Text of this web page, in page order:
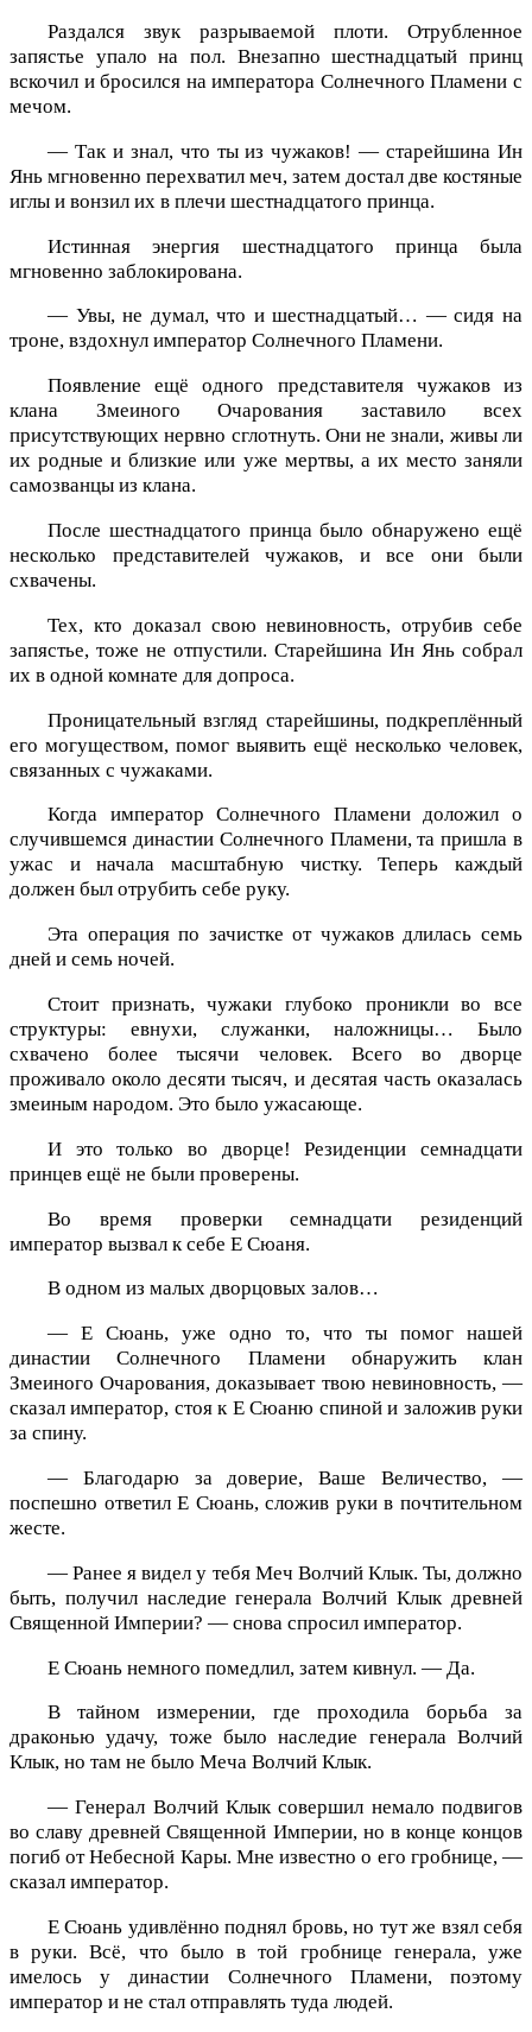
Раздался звук разрываемой плоти. Отрубленное
запястье упало на пол. Внезапно шестнадцатый принц
вскочил и бросился на императора Солнечного Пламени с
мечом.
— Так и знал, что ты из чужаков! — старейшина Ин
Янь мгновенно перехватил меч, затем достал две костяные
иглы и вонзил их в плечи шестнадцатого принца.
Истинная энергия шестнадцатого принца была
мгновенно заблокирована.
— Увы, не думал, что и шестнадцатый… — сидя на
троне, вздохнул император Солнечного Пламени.
Появление ещё одного представителя чужаков из
клана Змеиного Очарования заставило всех
присутствующих нервно сглотнуть. Они не знали, живы ли
их родные и близкие или уже мертвы, а их место заняли
самозванцы из клана.
После шестнадцатого принца было обнаружено ещё
несколько представителей чужаков, и все они были
схвачены.
Тех, кто доказал свою невиновность, отрубив себе
запястье, тоже не отпустили. Старейшина Ин Янь собрал
их в одной комнате для допроса.
Проницательный взгляд старейшины, подкреплённый
его могуществом, помог выявить ещё несколько человек,
связанных с чужаками.
Когда император Солнечного Пламени доложил о
случившемся династии Солнечного Пламени, та пришла в
ужас и начала масштабную чистку. Теперь каждый
должен был отрубить себе руку.
Эта операция по зачистке от чужаков длилась семь
дней и семь ночей.
Стоит признать, чужаки глубоко проникли во все
структуры: евнухи, служанки, наложницы… Было
схвачено более тысячи человек. Всего во дворце
проживало около десяти тысяч, и десятая часть оказалась
змеиным народом. Это было ужасающе.
И это только во дворце! Резиденции семнадцати
принцев ещё не были проверены.
Во время проверки семнадцати резиденций
император вызвал к себе Е Сюаня.
В одном из малых дворцовых залов…
— Е Сюань, уже одно то, что ты помог нашей
династии Солнечного Пламени обнаружить клан
Змеиного Очарования, доказывает твою невиновность, —
сказал император, стоя к Е Сюаню спиной и заложив руки
за спину.
— Благодарю за доверие, Ваше Величество, —
поспешно ответил Е Сюань, сложив руки в почтительном
жесте.
— Ранее я видел у тебя Меч Волчий Клык. Ты, должно
быть, получил наследие генерала Волчий Клык древней
Священной Империи? — снова спросил император.
Е Сюань немного помедлил, затем кивнул. — Да.
В тайном измерении, где проходила борьба за
драконью удачу, тоже было наследие генерала Волчий
Клык, но там не было Меча Волчий Клык.
— Генерал Волчий Клык совершил немало подвигов
во славу древней Священной Империи, но в конце концов
погиб от Небесной Кары. Мне известно о его гробнице, —
сказал император.
Е Сюань удивлённо поднял бровь, но тут же взял себя
в руки. Всё, что было в той гробнице генерала, уже
имелось у династии Солнечного Пламени, поэтому
император и не стал отправлять туда людей.